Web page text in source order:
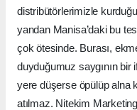
distribütörlerimizle
yandan Manisa’daki bu
çok ötesinde. Burası,
duyduğumuz saygının bir
yere düşerse öpülüp alna
atılmaz. Nitekim